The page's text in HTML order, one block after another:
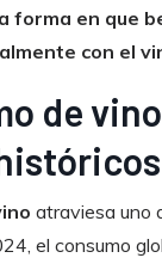
en que
con el
de
atraviesa uno
el consumo